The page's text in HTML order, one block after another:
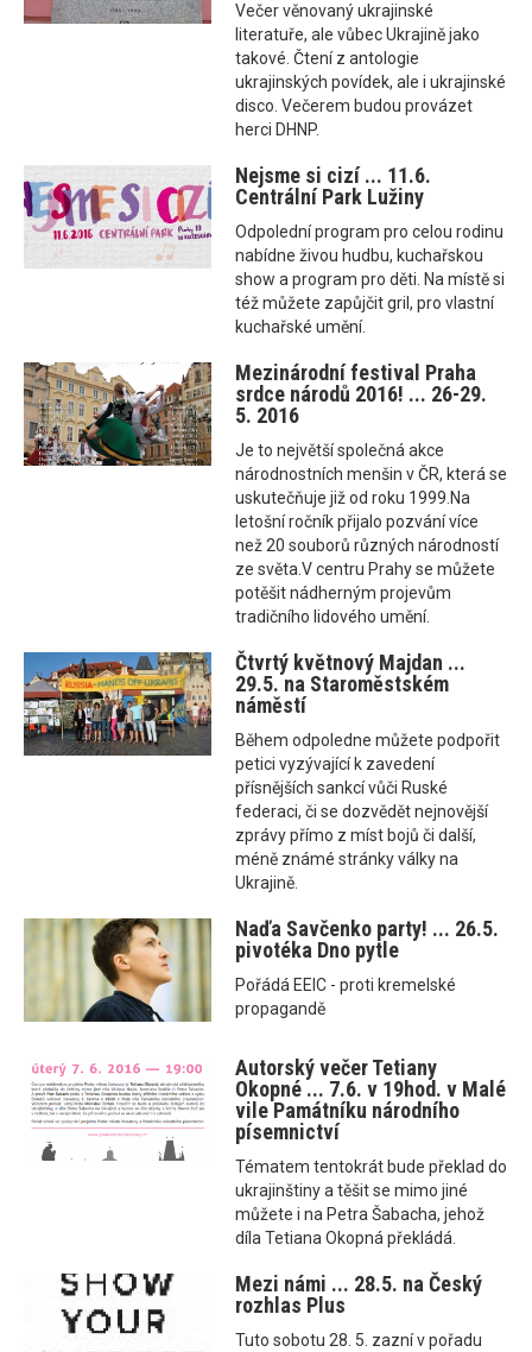
Večer věnovaný ukrajinské
literatuře, ale vůbec Ukrajině jako
takové. Čtení z antologie
ukrajinských povídek, ale i ukrajinské
disco. Večerem budou provázet
herci DHNP.
Nejsme si cizí ... 11.6.
Centrální Park Lužiny
Odpolední program pro celou rodinu
nabídne živou hudbu, kuchařskou
show a program pro děti. Na místě si
též můžete zapůjčit gril, pro vlastní
kuchařské umění.
Mezinárodní festival Praha
srdce národů 2016! ... 26-29.
5. 2016
Je to největší společná akce
národnostních menšin v ČR, která se
uskutečňuje již od roku 1999.Na
letošní ročník přijalo pozvání více
než 20 souborů různých národností
ze světa.V centru Prahy se můžete
potěšit nádherným projevům
tradičního lidového umění.
Čtvrtý květnový Majdan ...
29.5. na Staroměstském
náměstí
Během odpoledne můžete podpořit
petici vyzývající k zavedení
přísnějších sankcí vůči Ruské
federaci, či se dozvědět nejnovější
zprávy přímo z míst bojů či další,
méně známé stránky války na
Ukrajině.
Naďa Savčenko party! ... 26.5.
pivotéka Dno pytle
Pořádá EEIC - proti kremelské
propagandě
Autorský večer Tetiany
Okopné ... 7.6. v 19hod. v Malé
vile Památníku národního
písemnictví
Tématem tentokrát bude překlad do
ukrajinštiny a těšit se mimo jiné
můžete i na Petra Šabacha, jehož
díla Tetiana Okopná překládá.
Mezi námi ... 28.5. na Český
rozhlas Plus
Tuto sobotu 28. 5. zazní v pořadu